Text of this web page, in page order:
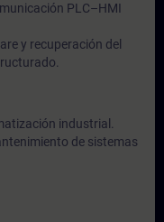
PLC–HMI
y recuperación del
industrial.
de sistemas